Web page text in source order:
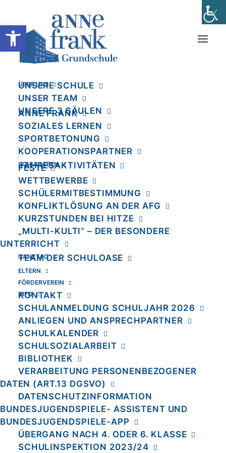
Werkzeugleiste öffnen
ÜBER UNS
UNSERE SCHULE
UNSER TEAM
UNSERE 3 SÄULEN
ANNE FRANK
SOZIALES LERNEN
SPORTBETONUNG
KOOPERATIONSPARTNER
SCHULLEBEN
JAHRESAKTIVITÄTEN
FESTE
WETTBEWERBE
SCHÜLERMITBESTIMMUNG
KONFLIKTLÖSUNG AN DER AFG
KURZSTUNDEN BEI HITZE
„MULTI-KULTI“ – DER BESONDERE
UNTERRICHT
GANZTAG
TEAM DER SCHULOASE
ELTERN
FÖRDERVEREIN
INFO
KONTAKT
SCHULANMELDUNG SCHULJAHR 2026
ANLIEGEN UND ANSPRECHPARTNER
SCHULKALENDER
SCHULSOZIALARBEIT
BIBLIOTHEK
VERARBEITUNG PERSONENBEZOGENER
DATEN (ART.13 DGSVO)
DATENSCHUTZINFORMATION
BUNDESJUGENDSPIELE- ASSISTENT UND
BUNDESJUGENDSPIELE-APP
ÜBERGANG NACH 4. ODER 6. KLASSE
SCHULINSPEKTION 2023/24
Schulkalender
Kontakt